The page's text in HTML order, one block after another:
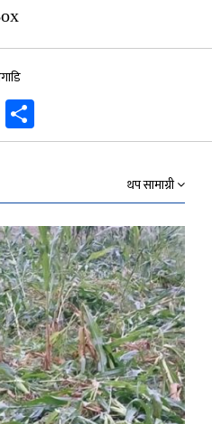
Copy
थप सामाग्री